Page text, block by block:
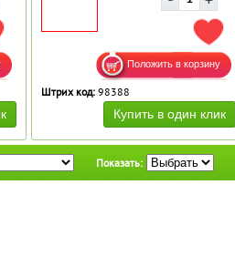
ДОБАВИТЬ В ИЗБРАННОЕ
Штрих код: 98388
Показать: